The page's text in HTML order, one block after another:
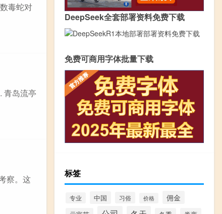
毒蛇对
青岛流亭
察。这
DeepSeek全套部署资料免费下载
免费可商用字体批量下载
标签
专业 中国 习俗 价格 佣金